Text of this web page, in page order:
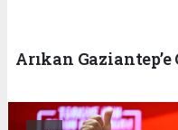
Arıkan